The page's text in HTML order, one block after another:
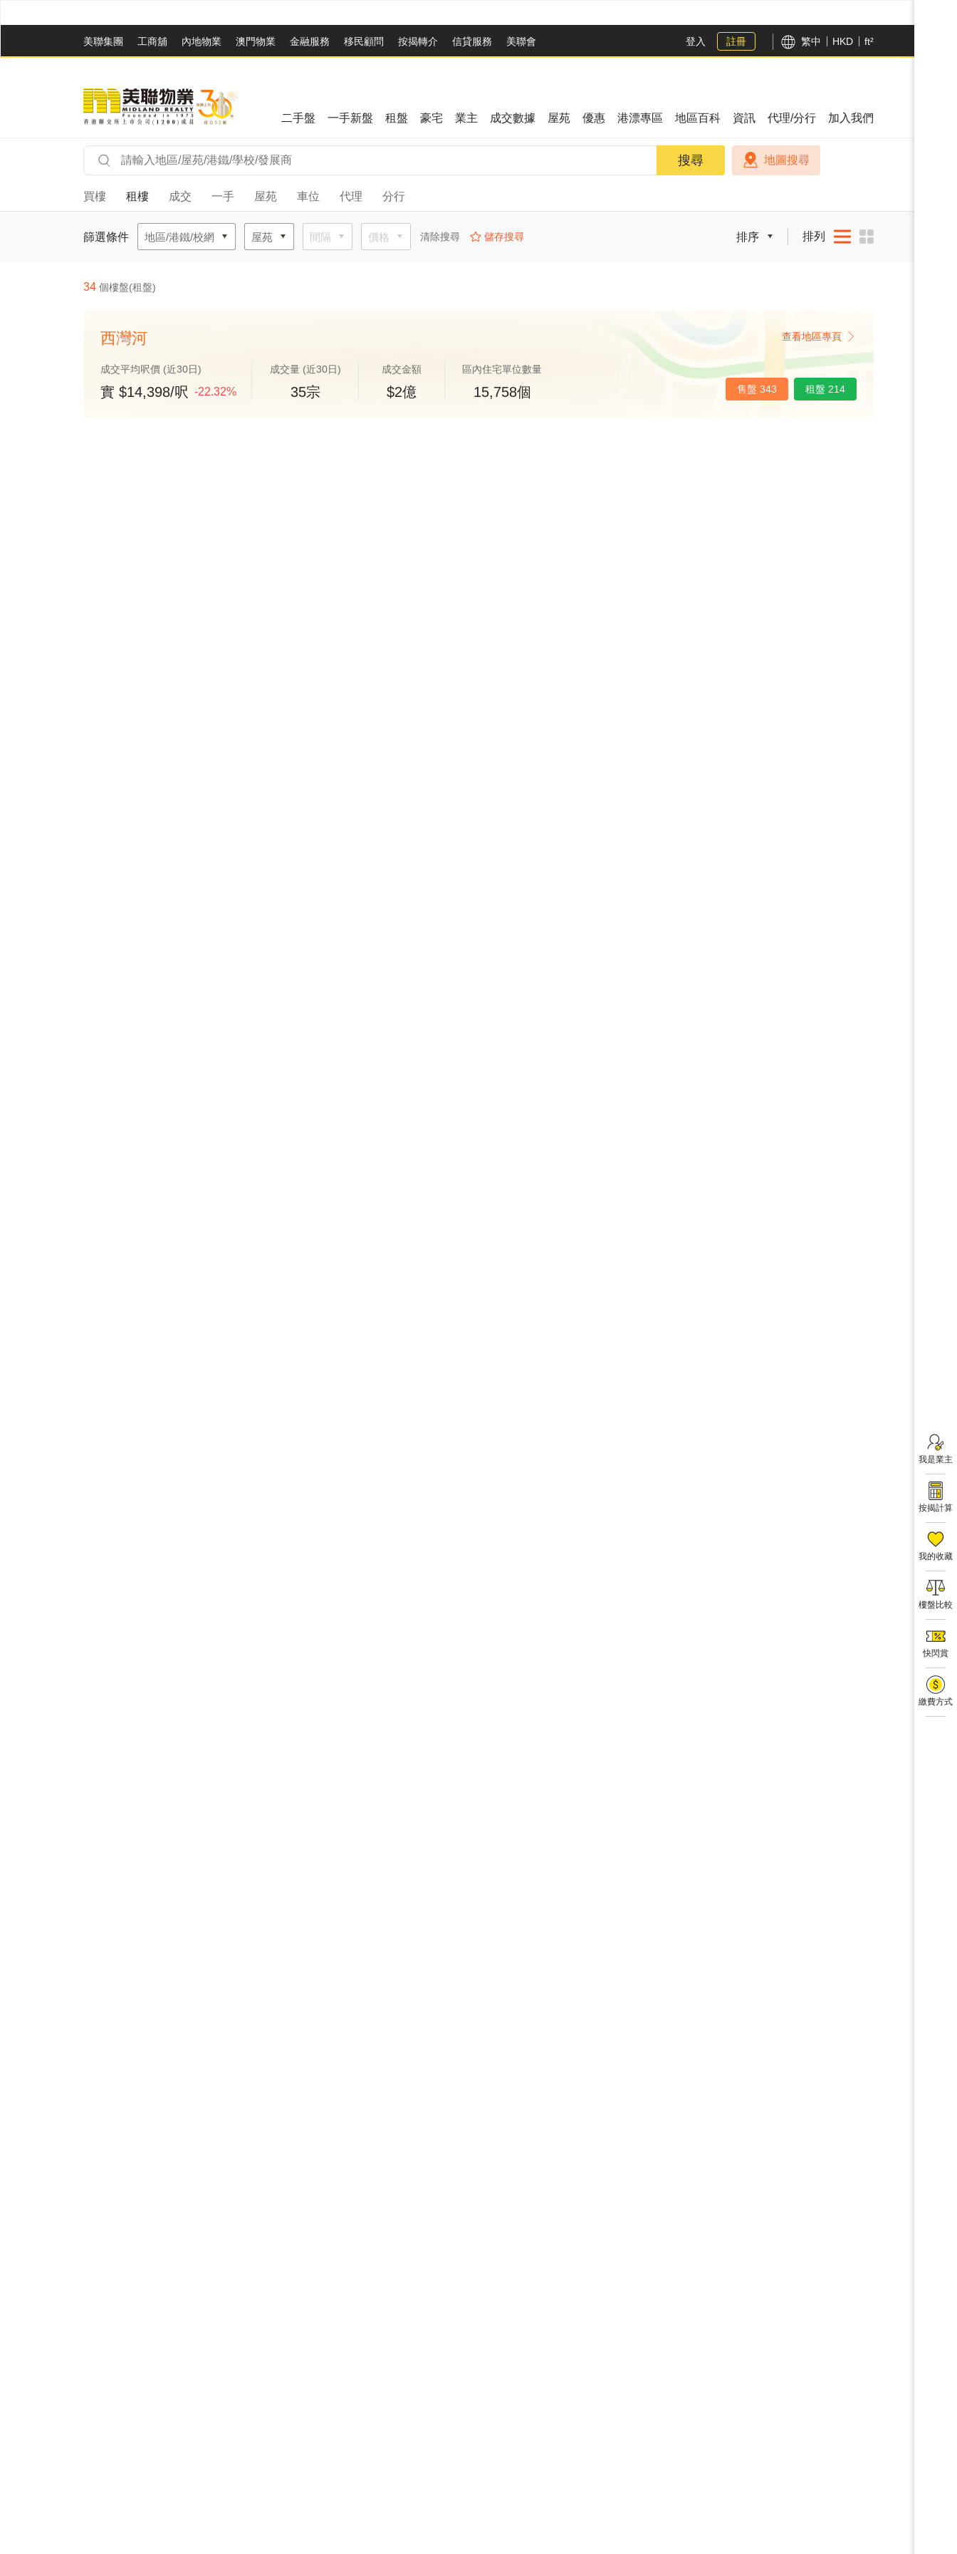
美聯集團 工商舖 內地物業 澳門物業 金融服務 移民顧問 按揭轉介 信貸服務 美聯會 登入 註冊 繁中 HKD ft²
我是業主
按揭計算
我的收藏
樓盤比較
快閃賞
繳費方式
二手盤 一手新盤 租盤 豪宅 業主 成交數據 屋苑 優惠 港漂專區 地區百科 資訊 代理/分行 加入我們
搜尋
搜尋 地圖搜尋
買樓 租樓 成交 一手 屋苑 車位 代理 分行
篩選條件 地區/港鐵/校網 屋苑 間隔 價格 清除搜尋 儲存搜尋 排序 排列
34 個樓盤(租盤)
西灣河 查看地區專頁
成交平均呎價 (近30日)
實 $14,398/呎 -22.32%
成交量 (近30日)
35宗
成交金額
$2億
區內住宅單位數量
15,758個 售盤 343 租盤 214